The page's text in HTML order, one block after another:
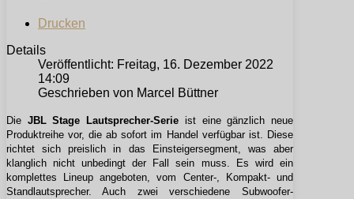
Drucken
Details
Veröffentlicht: Freitag, 16. Dezember 2022
14:09
Geschrieben von Marcel Büttner
Die JBL Stage Lautsprecher-Serie ist eine gänzlich neue
Produktreihe vor, die ab sofort im Handel verfügbar ist. Diese
richtet sich preislich in das Einsteigersegment, was aber
klanglich nicht unbedingt der Fall sein muss. Es wird ein
komplettes Lineup angeboten, vom Center-, Kompakt- und
Standlautsprecher. Auch zwei verschiedene Subwoofer-